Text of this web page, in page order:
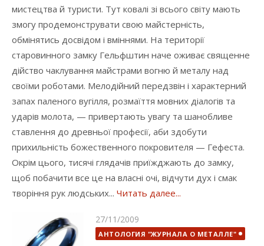
мистецтва й туристи. Тут ковалі зі всього світу мають
змогу продемонструвати свою майстерність,
обмінятись досвідом і вміннями. На території
старовинного замку Гельфштин наче оживає священне
дійство чаклування майстрами вогню й металу над
своїми роботами. Мелодійний передзвін і характерний
запах паленого вугілля, розмаїття мовних діалогів та
ударів молота, — привертають увагу та шанобливе
ставлення до древньої професії, аби здобути
прихильність божественного покровителя — Гефеста.
Окрім цього, тисячі глядачів приїжджають до замку,
щоб побачити все це на власні очі, відчути дух і смак
творіння рук людських... Читать далее...
Опубликовано
27/11/2009
АНТОЛОГИЯ "ЖУРНАЛА О МЕТАЛЛЕ"